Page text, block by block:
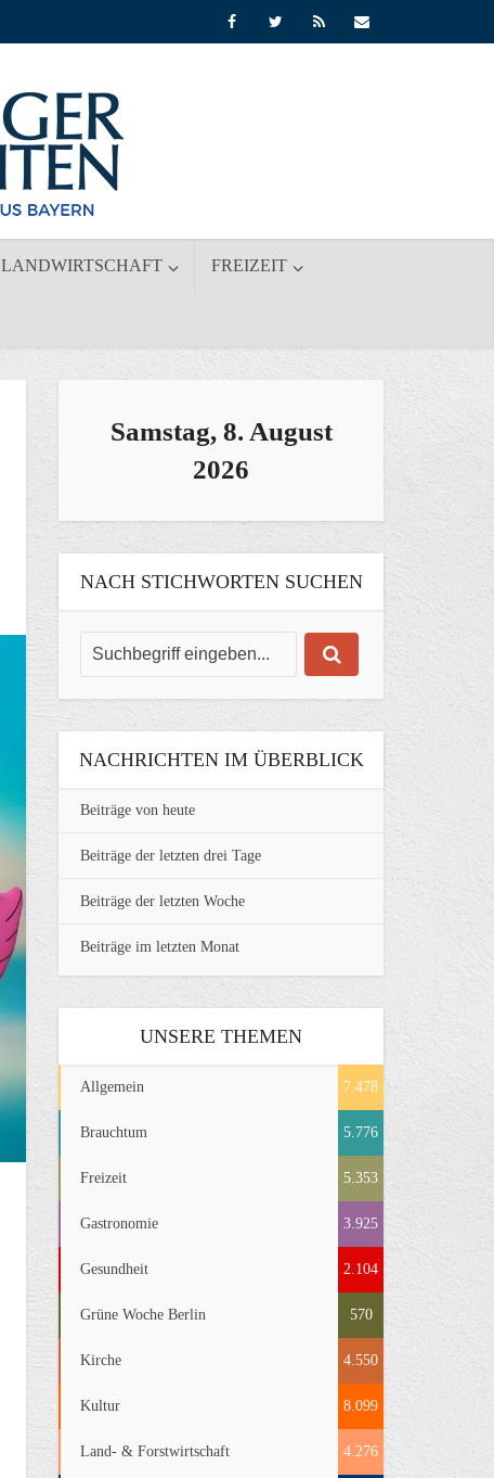
LANDWIRTSCHAFT FREIZEIT
Samstag, 8. August
2026
NACH STICHWORTEN SUCHEN
NACHRICHTEN IM ÜBERBLICK
Beiträge von heute
Beiträge der letzten drei Tage
Beiträge der letzten Woche
Beiträge im letzten Monat
UNSERE THEMEN
Allgemein 7.478
Brauchtum 5.776
Freizeit 5.353
Gastronomie 3.925
Gesundheit 2.104
Grüne Woche Berlin 570
Kirche 4.550
Kultur 8.099
Land- & Forstwirtschaft 4.276